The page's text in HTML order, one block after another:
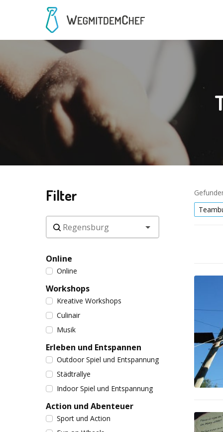
Filter
Online
Online
Workshops
Kreative Workshops
Culinair
Musik
Erleben und Entspannen
Outdoor Spiel und Entspannung
Städtrallye
Indoor Spiel und Entspannung
Action und Abenteuer
Sport und Action